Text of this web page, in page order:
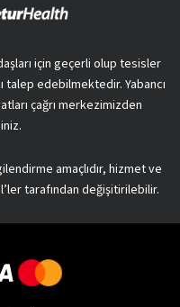
için geçerli olup tesisler
edebilmektedir. Yabancı
çağrı merkezimizden
amaçlıdır, hizmet ve
tarafından değişitirilebilir.